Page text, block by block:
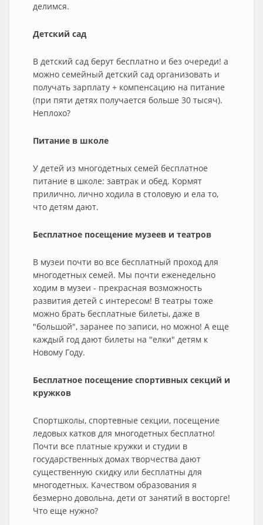
делимся.
Детский сад
В детский сад берут бесплатно и без очереди! а
можно семейный детский сад организовать и
получать зарплату + компенсацию на питание
(при пяти детях получается больше 30 тысяч).
Неплохо?
Питание в школе
У детей из многодетных семей бесплатное
питание в школе: завтрак и обед. Кормят
прилично, лично ходила в столовую и ела то,
что детям дают.
Бесплатное посещение музеев и театров
В музеи почти во все бесплатный проход для
многодетных семей. Мы почти еженедельно
ходим в музеи - прекрасная возможность
развития детей с интересом! В театры тоже
можно брать бесплатные билеты, даже в
"большой", заранее по записи, но можно! А еще
каждый год дают билеты на "елки" детям к
Новому Году.
Бесплатное посещение спортивных секций и
кружков
Спортшколы, спортевные секции, посещение
ледовых катков для многодетных бесплатно!
Почти все платные кружки и студии в
государственных домах творчества дают
существенную скидку или бесплатны для
многодетных. Качеством образования я
безмерно довольна, дети от занятий в восторге!
Что еще нужно?